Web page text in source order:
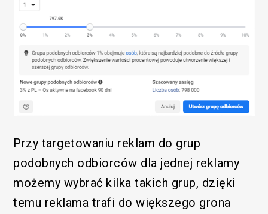
Przy targetowaniu reklam do grup
podobnych odbiorców dla jednej reklamy
możemy wybrać kilka takich grup, dzięki
temu reklama trafi do większego grona